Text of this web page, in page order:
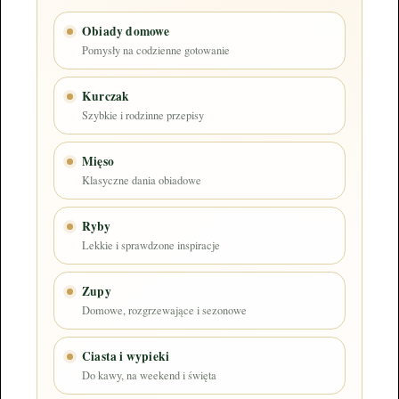
Obiady domowe
Pomysły na codzienne gotowanie
Kurczak
Szybkie i rodzinne przepisy
Mięso
Klasyczne dania obiadowe
Ryby
Lekkie i sprawdzone inspiracje
Zupy
Domowe, rozgrzewające i sezonowe
Ciasta i wypieki
Do kawy, na weekend i święta